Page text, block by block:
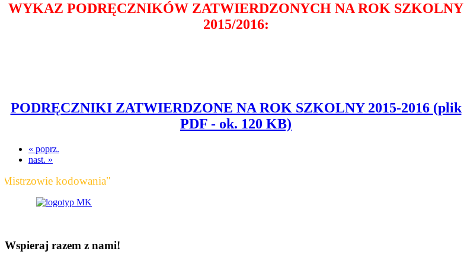
WYKAZ PODRĘCZNIKÓW ZATWIERDZONYCH NA ROK SZKOLNY
2015/2016:
PODRĘCZNIKI ZATWIERDZONE NA ROK SZKOLNY 2015-2016 (plik
PDF - ok. 120 KB)
« poprz.
nast. »
kodowania"
Wspieraj razem z nami!